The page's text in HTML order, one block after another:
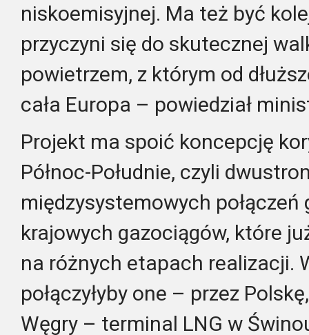
niskoemisyjnej. Ma też być
przyczyni się do skutecznej
powietrzem, z którym od
cała Europa – powiedział
Projekt ma spoić koncepcję
Północ-Południe, czyli
międzysystemowych połączeń
krajowych gazociągów, które
na różnych etapach realizacji.
połączyłyby one – przez
Węgry – terminal LNG w